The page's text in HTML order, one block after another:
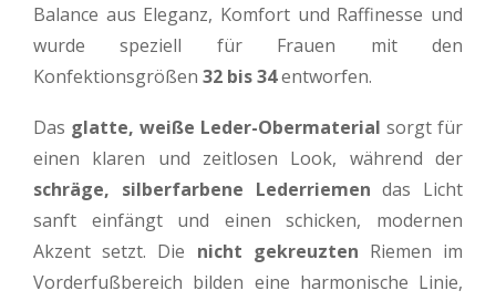
Balance aus Eleganz, Komfort und Raffinesse und
wurde speziell für Frauen mit den
Konfektionsgrößen 32 bis 34entworfen.
Das glatte, weiße Leder-Obermaterial sorgt für
einen klaren und zeitlosen Look, während der
schräge, silberfarbene Lederriemen das Licht
sanft einfängt und einen schicken, modernen
Akzent setzt. Die nicht gekreuzten Riemen im
Vorderfußbereich bilden eine harmonische Linie,